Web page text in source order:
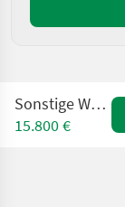
Sonstige WS 110DG
15.800 €